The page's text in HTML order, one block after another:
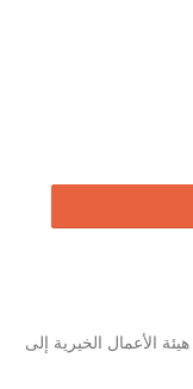
الأعمال الخيرية إلى